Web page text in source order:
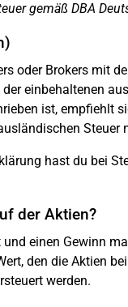
gemäß DBA
oder Brokers mit
einbehaltenen
ist, empfiehlt
Steuer
hast du bei
der Aktien?
einen Gewinn
den die Aktien
werden.